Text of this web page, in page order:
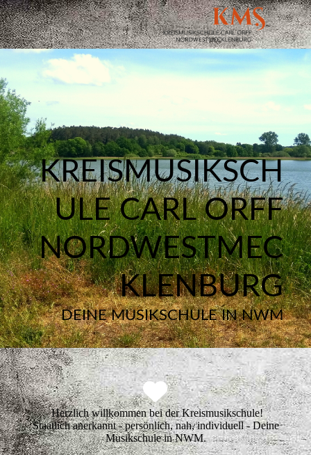
KREISMUSIKSCH
ULE CARL ORFF
NORDWESTMEC
KLENBURG
DEINE MUSIKSCHULE IN NWM
Herzlich willkommen bei der Kreismusikschule!
Staatlich anerkannt - persönlich, nah, individuell - Deine
Musikschule in NWM.